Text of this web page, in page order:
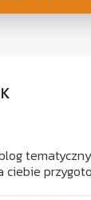
ciebie